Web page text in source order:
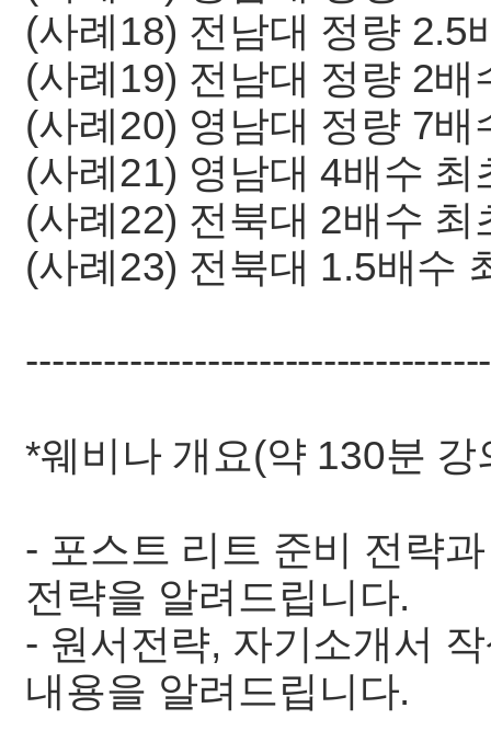
(사례18) 전남대 정량 2.5
(사례19) 전남대 정량 2
(사례20) 영남대 정량 7배
(사례21) 영남대 4배수 최
(사례22) 전북대 2배수 최
(사례23) 전북대 1.5배수
*웨비나 개요(약 130분
- 포스트 리트 준비 전략
전략을 알려드립니다.
- 원서전략, 자기소개서
내용을 알려드립니다.